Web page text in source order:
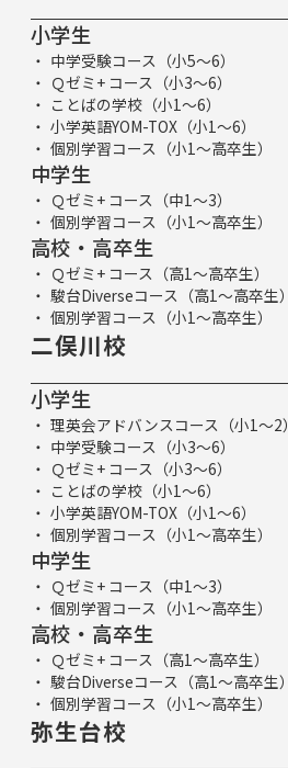
小学生
中学受験コース（小5～6）
Ｑゼミ+ コース（小3～6）
ことばの学校（小1～6）
小学英語YOM-TOX（小1～6）
個別学習コース（小1～高卒生）
中学生
Ｑゼミ+ コース（中1～3）
個別学習コース（小1～高卒生）
高校・高卒生
Ｑゼミ+ コース（高1～高卒生）
駿台Diverseコース（高1～高卒生）
個別学習コース（小1～高卒生）
二俣川校
小学生
理英会アドバンスコース（小1～2）
中学受験コース（小3～6）
Ｑゼミ+ コース（小3～6）
ことばの学校（小1～6）
小学英語YOM-TOX（小1～6）
個別学習コース（小1～高卒生）
中学生
Ｑゼミ+ コース（中1～3）
個別学習コース（小1～高卒生）
高校・高卒生
Ｑゼミ+ コース（高1～高卒生）
駿台Diverseコース（高1～高卒生）
個別学習コース（小1～高卒生）
弥生台校